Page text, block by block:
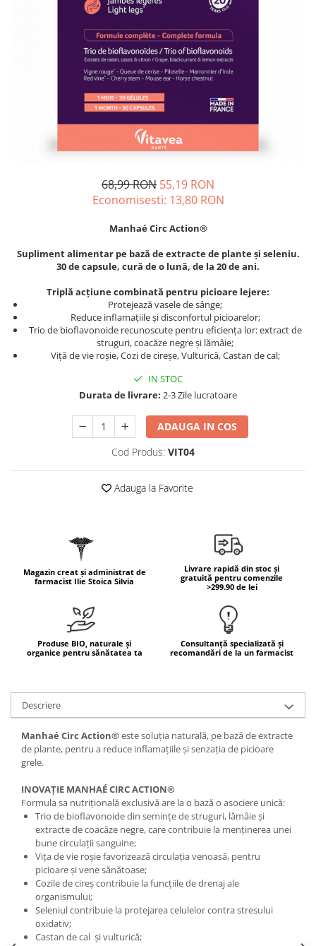
Tranzit intestinal
Colesterol & tensiune
Performanta sportiva
Îngrijirea Tenului
Geluri de curățare
Măști pentru față
Creme pentru ochi
Creme de corp
Unturi de corp
Uleiuri de corp
Geluri de duș
Protecție Solară
Creme SPF corp
Uleiuri bronzare
Acceleratoare bronz
Mâini și Unghii
Tratamente unghii
Beauty of Joseon
Mary & May
OOTD
Haruharu Wonder
Medicube
Dr. Althea
DELLA BORN
Curcumin (Turmeric)
Glucozamina
L-Arginina
L-Carnitina
Miere de Manuka
Proteine din zer (Whey Protein)
Quercetin
Seleniu
Silimarina
Spirulina
Ulei de cocos
Ulei de peste
Ulei MCT
Vitamina A
Vitamina B
Vitamina C
Vitamina D
Vitamina E
Vitamina K
Zinc
68,99 RON 55,19 RON
Economisesti: 13,80 RON
Manhaé Circ Action®
Supliment alimentar pe bază de extracte de plante și seleniu.
30 de capsule, cură de o lună, de la 20 de ani.
Triplă acțiune combinată pentru picioare lejere:
Protejează vasele de sânge;
Reduce inflamațiile și disconfortul picioarelor;
Trio de bioflavonoide recunoscute pentru eficiența lor: extract de
struguri, coacăze negre și lămâie;
Viță de vie roșie, Cozi de cireșe, Vulturică, Castan de cal;
IN STOC
Durata de livrare: 2-3 Zile lucratoare
ADAUGA IN COS
Cod Produs: VIT04
Adauga la Favorite
Magazin creat și administrat de
farmacist Ilie Stoica Silvia
Livrare rapidă din stoc și
gratuită pentru comenzile
>299.90 de lei
Produse BIO, naturale și
organice pentru sănătatea ta
Consultanță specializată și
recomandări de la un farmacist
Descriere
Manhaé Circ Action®este soluția naturală, pe bază de extracte
de plante, pentru a reduce inflamațiile și senzația de picioare
grele.
INOVAȚIE MANHAÉ CIRC ACTION®
Formula sa nutrițională exclusivă are la o bază o asociere unică:
Trio de bioflavonoide din semințe de struguri, lămâie și
extracte de coacăze negre, care contribuie la menținerea unei
bune circulații sanguine;
Vița de vie roșie favorizează circulația venoasă, pentru
picioare și vene sănătoase;
Cozile de cireș contribuie la funcțiile de drenaj ale
organismului;
Seleniul contribuie la protejarea celulelor contra stresului
oxidativ;
Castan de cal și vulturică;